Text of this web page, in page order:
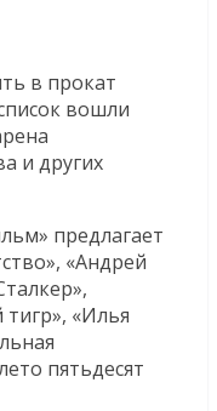
в прокат
вошли
и других
предлагает
«Андрей
«Илья
пятьдесят